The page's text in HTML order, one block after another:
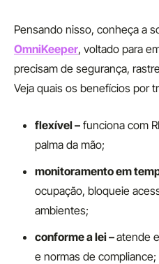
Pensando nisso, conheça a
OmniKeeper, voltado para
precisam de segurança,
Veja quais os benefícios por
flexível – funciona com
palma da mão;
monitoramento em
ocupação, bloqueie
ambientes;
conforme a lei –atende
e normas de compliance;